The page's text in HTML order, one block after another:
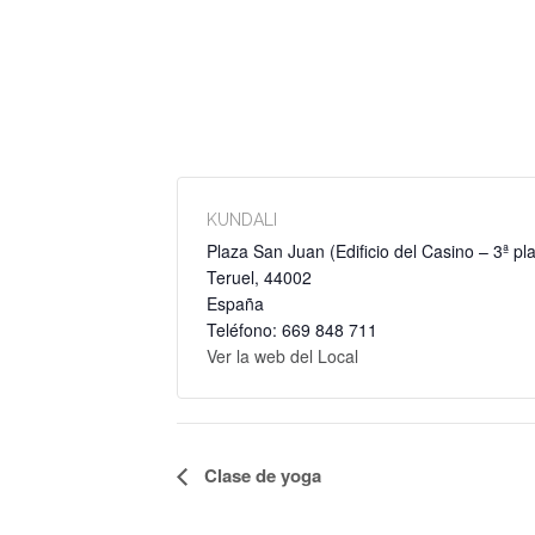
KUNDALI
Plaza San Juan (Edificio del Casino – 3ª
Teruel, 44002
España
Teléfono: 669 848 711
Ver la web del Local
NAVEGACIÓN
Clase de yoga